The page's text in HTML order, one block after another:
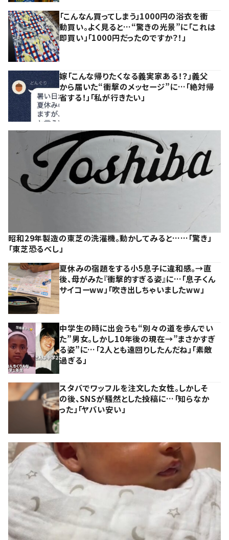
「こんなん買ってしまう」1000円の浴衣を衝
動買い。よく見ると…“驚きの光景”に「これは
即買い」「1000円だったのですか？！」
嫁「こんな帰りたくなる義実家ある！？」義父
から届いた“衝撃のメッセージ”に…「絶対帰
省する！」「私が行きたい」
昭和29年製造の東芝の洗濯機。動かしてみると……「驚き」
「東芝恐るべし」
夏休みの宿題をする小5息子に違和感。→直
後、母がみた『衝撃的すぎる姿』に…「息子くん
サイコーww」「吹き出しちゃいましたww」
中学生の時に出会うも“別々の道を歩んでい
た”男女。しかし10年後の現在→”まさかすぎ
る姿”に…「2人とも遠回りしたんだね」「素敵
過ぎる」
スタバでワッフルを注文した女性。しかしそ
の後、SNSが騒然とした投稿に…「知らなか
った」「ヤバい安い」